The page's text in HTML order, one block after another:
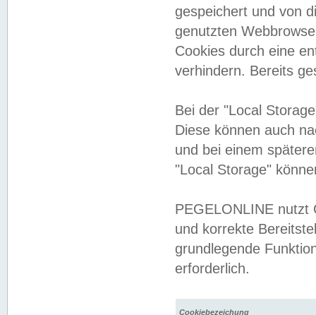
gespeichert und von
genutzten
Cookies durch eine
verhindern. Bereits
Bei der "Local
Diese können auch
und bei einem
"Local Storage"
PEGELONLINE nutzt
und korrekte
grundlegende
erforderlich.
Cookiebezeichung